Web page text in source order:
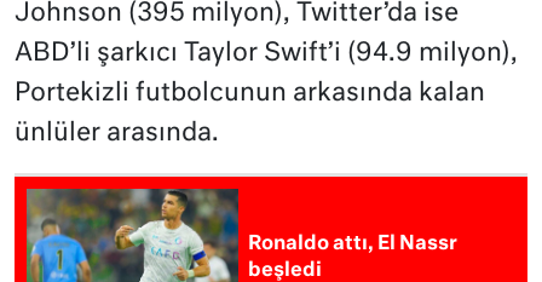
Johnson (395 milyon), Twitter’da ise
ABD’li şarkıcı Taylor Swift’i (94.9 milyon),
Portekizli futbolcunun arkasında kalan
ünlüler arasında.
Ronaldo attı, El Nassr
beşledi